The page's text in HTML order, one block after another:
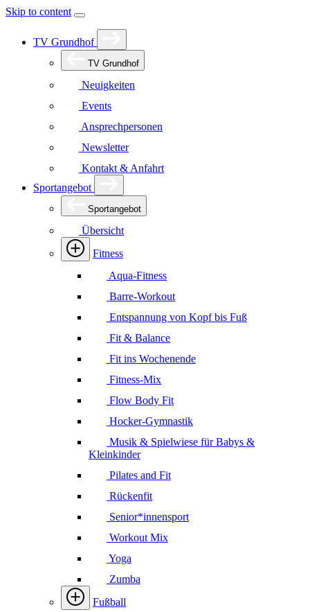
Skip to content
TV Grundhof
TV Grundhof
Neuigkeiten
Events
Ansprechpersonen
Newsletter
Kontakt & Anfahrt
Sportangebot
Sportangebot
Übersicht
Fitness
Aqua-Fitness
Barre-Workout
Entspannung von Kopf bis Fuß
Fit & Balance
Fit ins Wochenende
Fitness-Mix
Flow Body Fit
Hocker-Gymnastik
Musik & Spielwiese für Babys &
Kleinkinder
Pilates and Fit
Rückenfit
Senior*innensport
Workout Mix
Yoga
Zumba
Fußball